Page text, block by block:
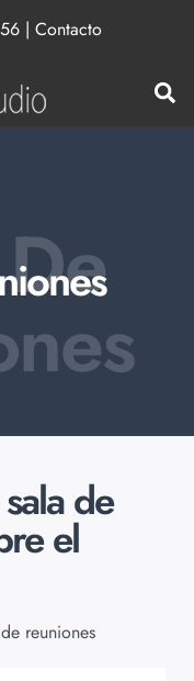
| Contacto
de
el
reuniones